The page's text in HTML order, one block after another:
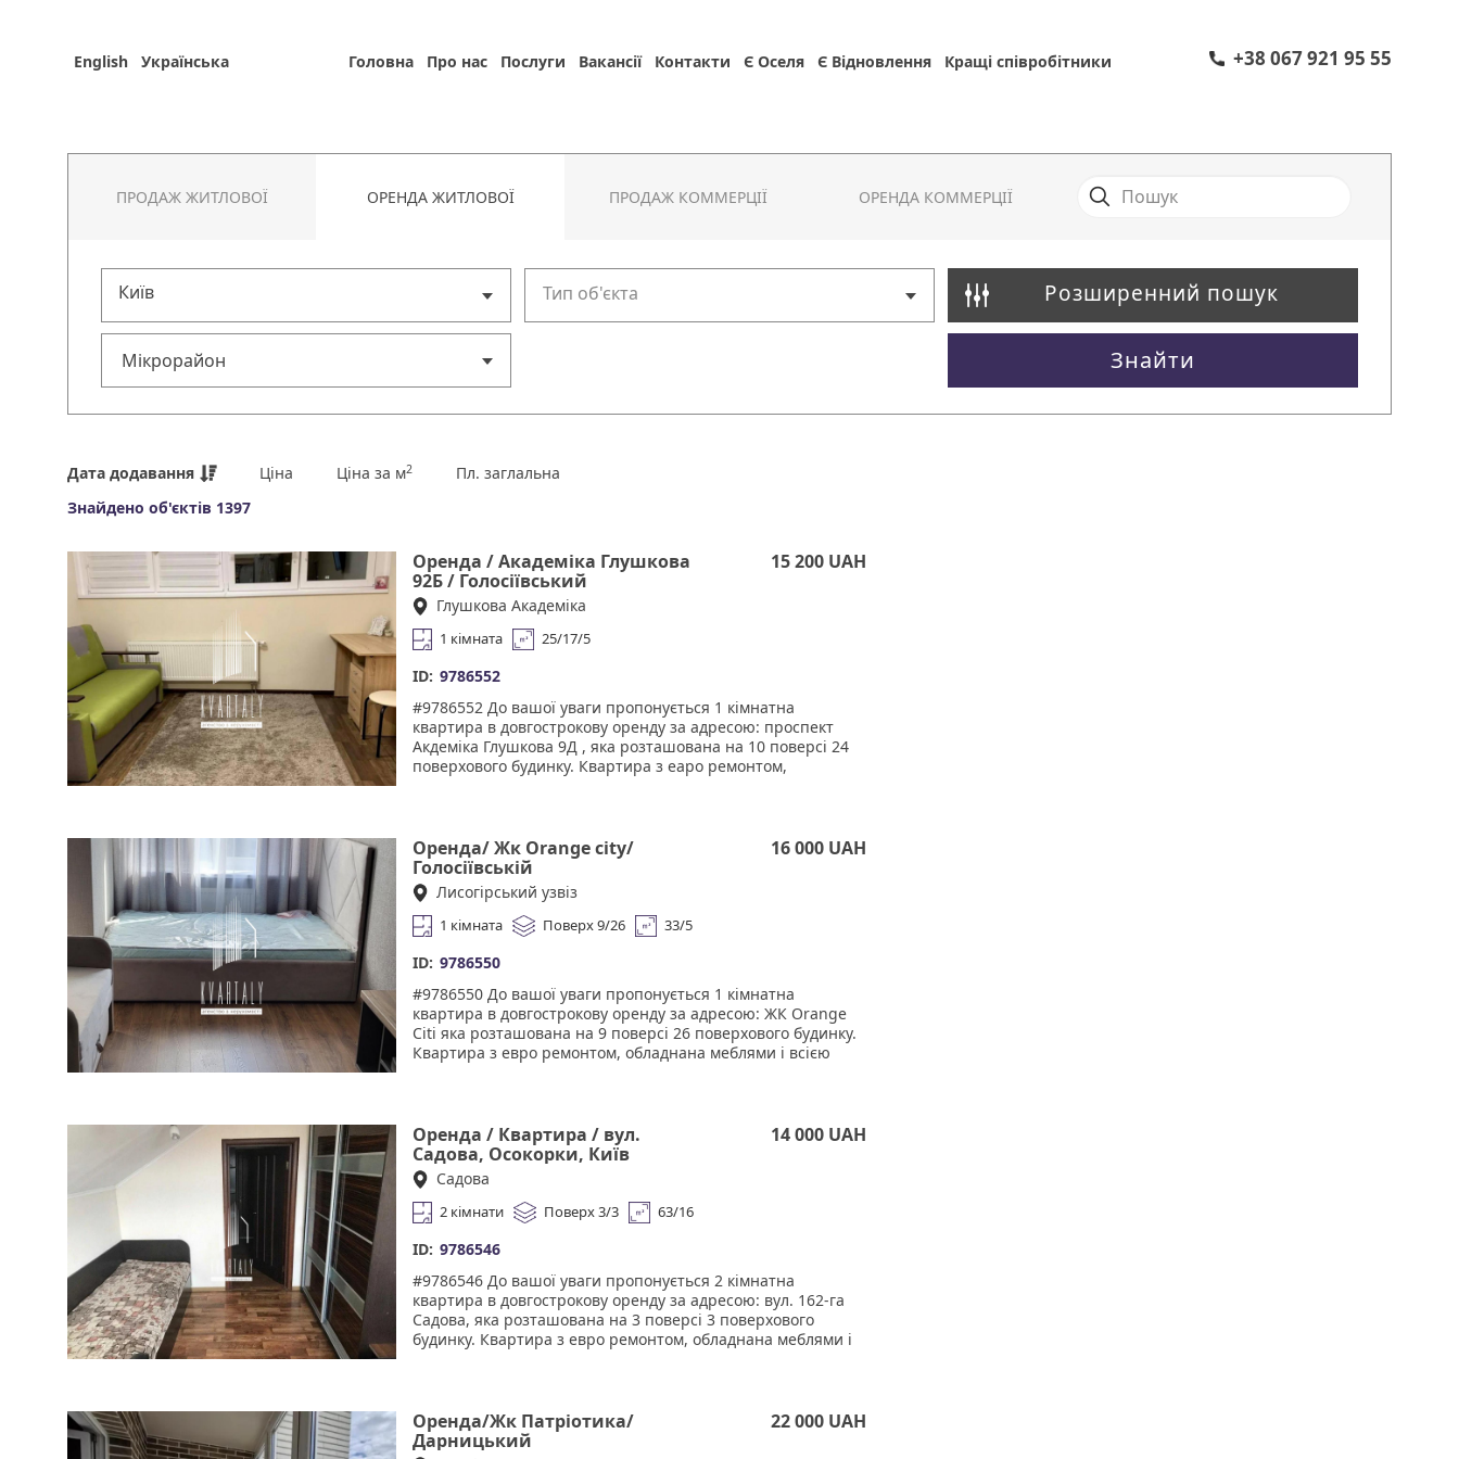
English Українська Головна Про нас Послуги Вакансії Контакти Є Оселя Є Відновлення Кращі співробітники +38 067 921 95 55
ПРОДАЖ ЖИТЛОВОЇ ОРЕНДА ЖИТЛОВОЇ ПРОДАЖ КОММЕРЦІЇ ОРЕНДА КОММЕРЦІЇ
Київ Тип об'єкта Розширенний пошук
Знайти
Дата додавання Ціна Ціна за м2
Пл. заглальна
Знайдено об'єктів 1397
Оренда / Академіка Глушкова
92Б / Голосіївський
15 200 UAH
Глушкова Академіка
1 кімната 25/17/5
ID: 9786552
#9786552 До вашої уваги пропонується 1 кімнатна
квартира в довгострокову оренду за адресою: проспект
Акдеміка Глушкова 9Д , яка розташована на 10 поверсі 24
поверхового будинку. Квартира з еаро ремонтом,
центри, ресторани, велика кількість магазинів, школи,
дитячі садки, поліклініка, та інше. Тихий та затишний двір,
дружелюбні сусіди, поруч місця для відпочинку та
паркування. Агенство нерухомості "Квартали" Працюючи з
нами, ви отримуєте лише перевірене житло від реальних
орендодавців за адекватною ціною. Підтримка на всіх
етапах угоди. Ми гарантуємо, що ви залишитеся
договору оренди.
Оренда/ Жк Orange city/
Голосіївській
16 000 UAH
Лисогірський узвіз
1 кімната Поверх 9/26 33/5
ID: 9786550
#9786550 До вашої уваги пропонується 1 кімнатна
квартира в довгострокову оренду за адресою: ЖК Orange
Citi яка розташована на 9 поверсі 26 поверхового будинку.
Квартира з евро ремонтом, обладнана меблями і всією
магазинів, школи, дитячі садки, поліклініка, та інше. Тихий
та затишний двір, дружелюбні сусіди, поруч місця для
відпочинку та паркування. Агенство нерухомості
"Квартали" Працюючи з нами, ви отримуєте лише
перевірене житло від реальних орендодавців за
адекватною ціною. Підтримка на всіх етапах угоди. Ми
гарантуємо, що ви залишитеся задоволені співпрацею!
Оренда / Квартира / вул.
Садова, Осокорки, Київ
14 000 UAH
Садова
2 кімнати Поверх 3/3 63/16
ID: 9786546
#9786546 До вашої уваги пропонується 2 кімнатна
квартира в довгострокову оренду за адресою: вул. 162-га
Садова, яка розташована на 3 поверсі 3 поверхового
будинку. Квартира з евро ремонтом, обладнана меблями і
магазинів, школи, дитячі садки, поліклініка, та інше. Тихий
та затишний двір, дружелюбні сусіди, поруч місця для
Оренда/Жк Патріотика/
Дарницький
22 000 UAH